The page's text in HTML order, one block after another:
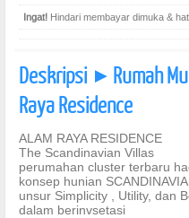
Ingat! Hindari membayar dimuka &
Deskripsi ] Rumah
Raya Residence
ALAM RAYA RESIDENCE
The Scandinavian Villas
perumahan cluster terbaru
konsep hunian
unsur Simplicity , Utility, dan
dalam berinvsetasi